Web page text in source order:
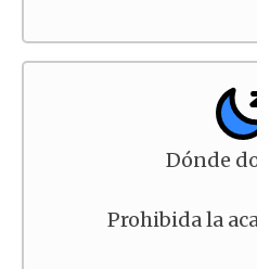
Dónde
Prohibida la